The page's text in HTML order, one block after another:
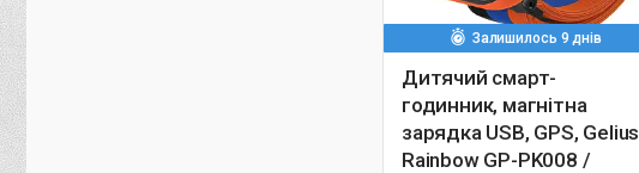
Залишилось 9 днів
Дитячий смарт-
годинник, магнітна
зарядка USB, GPS, Gelius
Rainbow GP-PK008 /